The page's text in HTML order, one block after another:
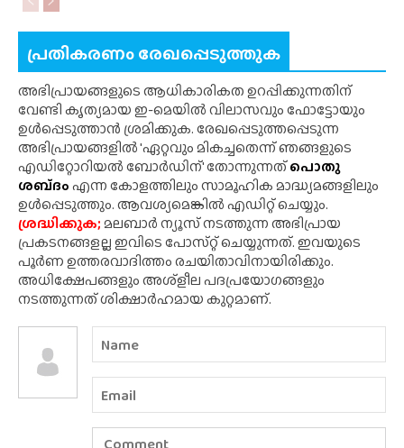
പ്രതികരണം രേഖപ്പെടുത്തുക
അഭിപ്രായങ്ങളുടെ ആധികാരികത ഉറപ്പിക്കുന്നതിന്
വേണ്ടി കൃത്യമായ ഇ-മെയിൽ വിലാസവും ഫോട്ടോയും
ഉൾപ്പെടുത്താൻ ശ്രമിക്കുക. രേഖപ്പെടുത്തപ്പെടുന്ന
അഭിപ്രായങ്ങളിൽ 'ഏറ്റവും മികച്ചതെന്ന് ഞങ്ങളുടെ
എഡിറ്റോറിയൽ ബോർഡിന്' തോന്നുന്നത്പൊതു
ശബ്‌ദംഎന്ന കോളത്തിലും സാമൂഹിക മാദ്ധ്യമങ്ങളിലും
ഉൾപ്പെടുത്തും. ആവശ്യമെങ്കിൽ എഡിറ്റ് ചെയ്യും.
ശ്രദ്ധിക്കുക;മലബാർ ന്യൂസ് നടത്തുന്ന അഭിപ്രായ
പ്രകടനങ്ങളല്ല ഇവിടെ പോസ്‌റ്റ് ചെയ്യുന്നത്. ഇവയുടെ
പൂർണ ഉത്തരവാദിത്തം രചയിതാവിനായിരിക്കും.
അധിക്ഷേപങ്ങളും അശ്‌ളീല പദപ്രയോഗങ്ങളും
നടത്തുന്നത് ശിക്ഷാർഹമായ കുറ്റമാണ്.